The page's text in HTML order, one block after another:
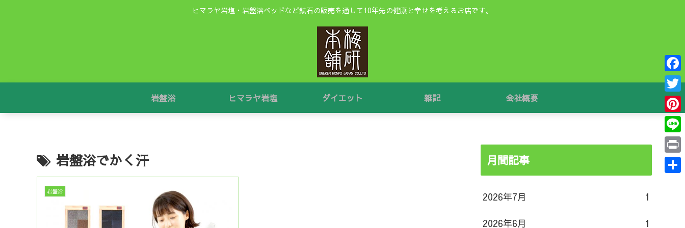
ヒマラヤ岩塩・岩盤浴ベッドなど鉱石の販売を通して10年先の健康と幸せを考えるお店です。
岩盤浴 ヒマラヤ岩塩 ダイエット 雑記 会社概要
岩盤浴でかく汗
岩盤浴
月間記事
2026年7月 1
2026年6月 1
F
a
c
e
b
o
o
T
w
i
t
t
P
i
n
t
L
i
n
P
r